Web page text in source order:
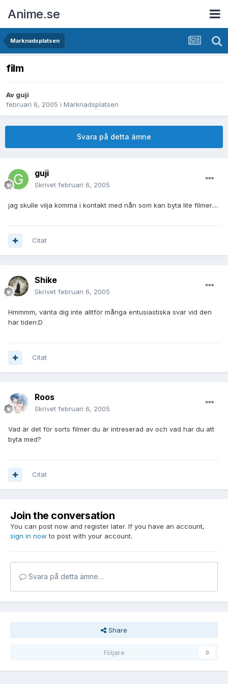
Anime.se
Marknadsplatsen
film
Av guji
februari 6, 2005 i Marknadsplatsen
Svara på detta ämne
guji
Skrivet februari 6, 2005
jag skulle vilja komma i kontakt med nån som kan byta lite filmer....
Citat
Shike
Skrivet februari 6, 2005
Hmmmm, vänta dig inte alltför många entusiastiska svar vid den
här tiden:D
Citat
Roos
Skrivet februari 6, 2005
Vad är det för sorts filmer du är intreserad av och vad har du att
byta med?
Citat
Join the conversation
You can post now and register later. If you have an account,
sign in now to post with your account.
Svara på detta ämne…
Share
Följare 0